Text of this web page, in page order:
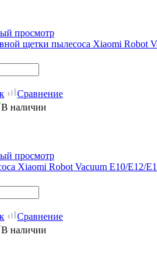
просмотр
щетки пылесоса Xiaomi Robot
Сравнение
В наличии
просмотр
Xiaomi Robot Vacuum E10/E12/
Сравнение
В наличии